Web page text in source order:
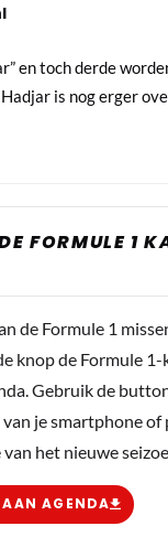
en toch derde
is nog erger
FORMULE 1
de Formule 1
knop de Formule
Gebruik de
van je smartphone of
van het nieuwe
AGENDA